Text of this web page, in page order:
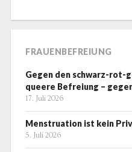
FRAUENBEFREIUNG
Gegen den schwarz-rot-
queere Befreiung –
17. Juli 2026
Menstruation ist kein
5. Juli 2026